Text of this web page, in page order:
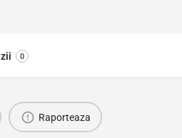
0
Raporteaza